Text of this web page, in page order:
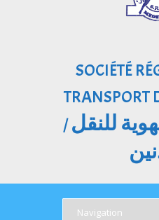
SOCIÉTÉ
TRANSPORT
/للنقل